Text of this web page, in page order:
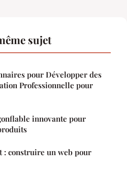
sujet
pour Développer des
Professionnelle pour
innovante pour
: construire un web pour